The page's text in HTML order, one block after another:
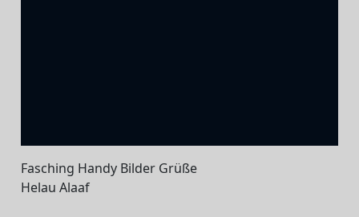
Fasching Handy Bilder Grüße
Helau Alaaf